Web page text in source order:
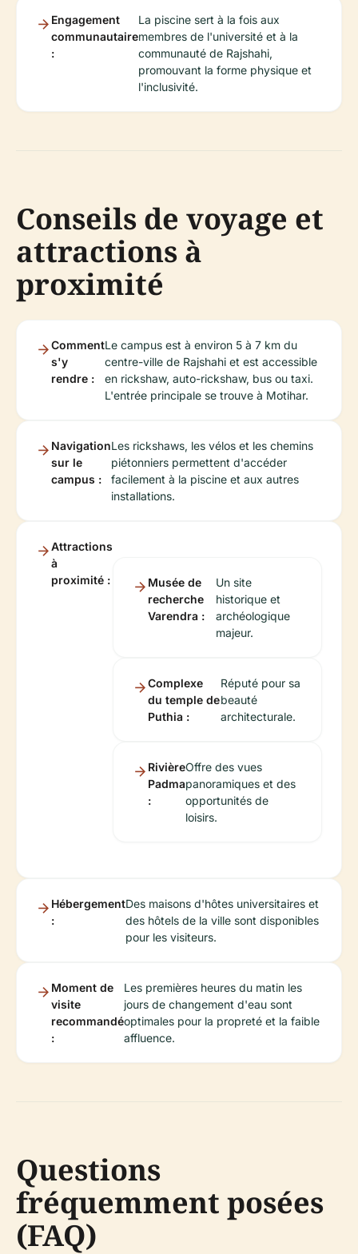
Engagement
communautaire
:
La piscine sert à la fois aux
membres de l'université et à la
communauté de Rajshahi,
promouvant la forme physique et
l'inclusivité.
Conseils de voyage et
attractions à
proximité
Comment
s'y
rendre :
Le campus est à environ 5 à 7 km du
centre-ville de Rajshahi et est accessible
en rickshaw, auto-rickshaw, bus ou taxi.
L'entrée principale se trouve à Motihar.
Navigation
sur le
campus :
Les rickshaws, les vélos et les chemins
piétonniers permettent d'accéder
facilement à la piscine et aux autres
installations.
Attractions
à
proximité :
Musée de
recherche
Varendra :
Un site
historique et
archéologique
majeur.
Complexe
du temple de
Puthia :
Réputé pour sa
beauté
architecturale.
Rivière
Padma
:
Offre des vues
panoramiques et des
opportunités de
loisirs.
Hébergement
:
Des maisons d'hôtes universitaires et
des hôtels de la ville sont disponibles
pour les visiteurs.
Moment de
visite
recommandé
:
Les premières heures du matin les
jours de changement d'eau sont
optimales pour la propreté et la faible
affluence.
Questions
fréquemment posées
(FAQ)